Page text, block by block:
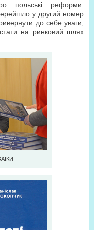
польські реформи.
у другий номер
до себе уваги,
на ринковий шлях